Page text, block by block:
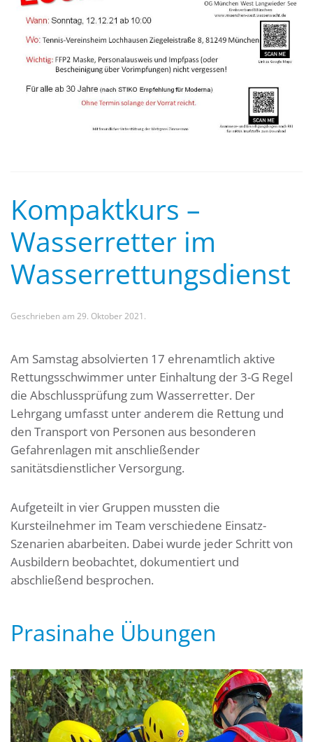
Kompaktkurs –
Wasserretter im
Wasserrettungsdienst
Geschrieben am 29. Oktober 2021 .
Am Samstag absolvierten 17 ehrenamtlich aktive
Rettungsschwimmer unter Einhaltung der 3-G Regel
die Abschlussprüfung zum Wasserretter. Der
Lehrgang umfasst unter anderem die Rettung und
den Transport von Personen aus besonderen
Gefahrenlagen mit anschließender
sanitätsdienstlicher Versorgung.
Aufgeteilt in vier Gruppen mussten die
Kursteilnehmer im Team verschiedene Einsatz-
Szenarien abarbeiten. Dabei wurde jeder Schritt von
Ausbildern beobachtet, dokumentiert und
abschließend besprochen.
Prasinahe Übungen